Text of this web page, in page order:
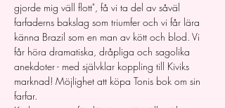
gjorde mig väll flott", få vi ta del av såväl
farfaderns bakslag som triumfer och vi får lära
känna Brazil som en man av kött och blod. Vi
får höra dramatiska, dråpliga och sagolika
anekdoter - med självklar koppling till Kiviks
marknad! Möjlighet att köpa Tonis bok om sin
farfar.